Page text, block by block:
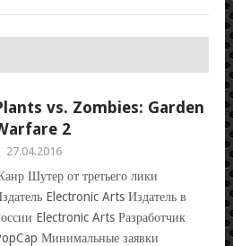
vs. Zombies: Garden
2
27.04.2016
Шутер от третьего лики
Electronic Arts Издатель в
Electronic Arts Разработчик
Минимальные заявки